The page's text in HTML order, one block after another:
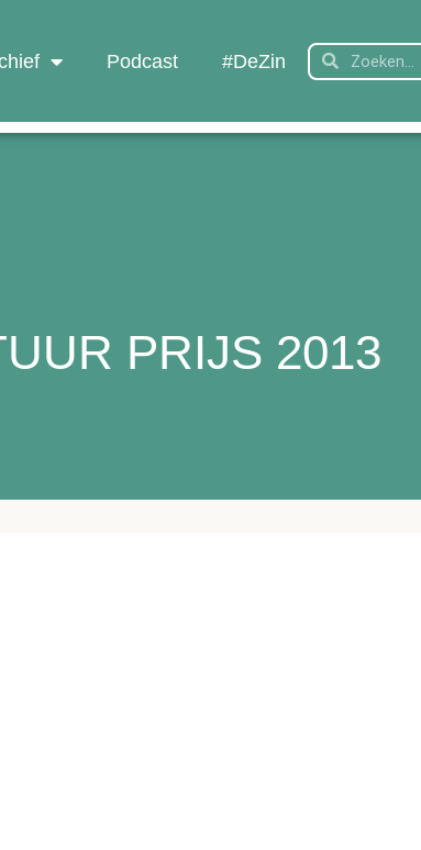
Podcast #DeZin
PRIJS 2013